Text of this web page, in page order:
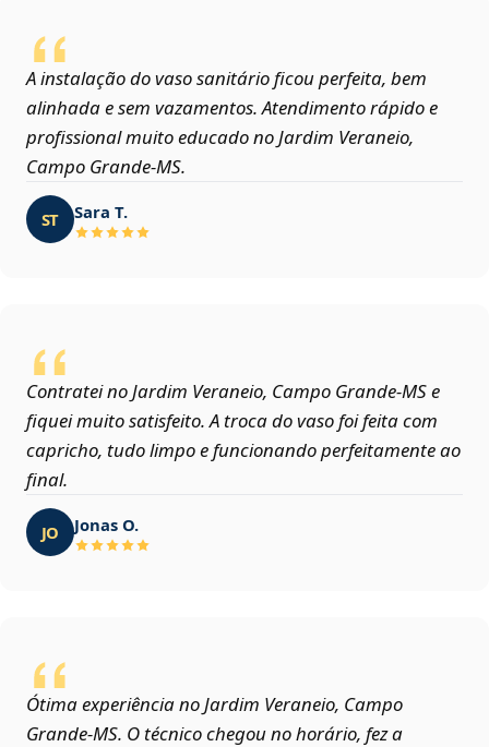
A instalação do vaso sanitário ficou perfeita, bem
alinhada e sem vazamentos. Atendimento rápido e
profissional muito educado no Jardim Veraneio,
Campo Grande‑MS.
ST Sara T.
Contratei no Jardim Veraneio, Campo Grande‑MS e
fiquei muito satisfeito. A troca do vaso foi feita com
capricho, tudo limpo e funcionando perfeitamente ao
final.
JO Jonas O.
Ótima experiência no Jardim Veraneio, Campo
Grande‑MS. O técnico chegou no horário, fez a